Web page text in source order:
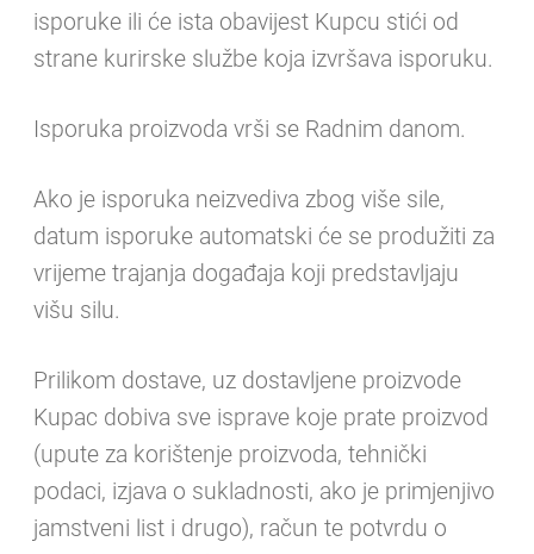
isporuke ili će ista obavijest Kupcu stići od
strane kurirske službe koja izvršava isporuku.
Isporuka proizvoda vrši se Radnim danom.
Ako je isporuka neizvediva zbog više sile,
datum isporuke automatski će se produžiti za
vrijeme trajanja događaja koji predstavljaju
višu silu.
Prilikom dostave, uz dostavljene proizvode
Kupac dobiva sve isprave koje prate proizvod
(upute za korištenje proizvoda, tehnički
podaci, izjava o sukladnosti, ako je primjenjivo
jamstveni list i drugo), račun te potvrdu o